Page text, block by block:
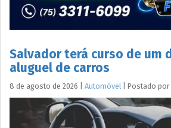
Salvador terá curso de um
aluguel de carros
8 de agosto de 2026 Automóvel Postado por